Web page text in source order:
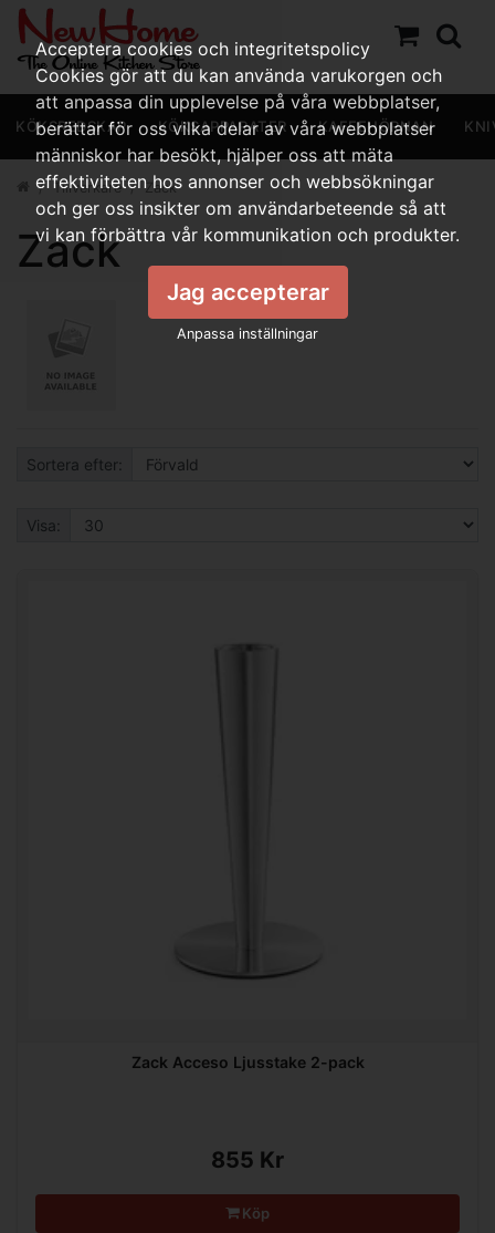
KÖKSREDSKAP KÖKSAPPARATER KAFFEHÖRNAN
Tillverkare Zack
Zack
Sortera efter:
Visa:
Zack Acceso Ljusstake 2-pack
855 Kr
Köp
Acceptera cookies och integritetspolicy
Cookies gör att du kan använda varukorgen och
att anpassa din upplevelse på våra webbplatser,
berättar för oss vilka delar av våra webbplatser
människor har besökt, hjälper oss att mäta
effektiviteten hos annonser och webbsökningar
och ger oss insikter om användarbeteende så att
vi kan förbättra vår kommunikation och produkter.
Jag accepterar
Anpassa inställningar